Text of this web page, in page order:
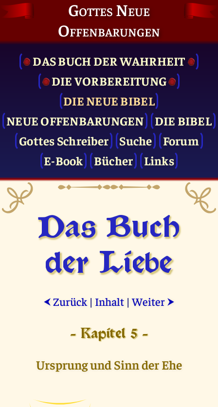
Gottes Neue
Offenbarungen
DAS BUCH DER WAHRHEIT
DIE VOR­BEREITUNG
DIE NEUE BIBEL
NEUE OFFENBARUNGEN
DIE BIBEL
Gottes Schreiber
Suche
Forum
E-Book
Bücher Links
Das Buch
der Liebe
⮜ Zurück | Inhalt |Weiter ⮞
- Kapitel 5 -
Ursprung und Sinn der Ehe